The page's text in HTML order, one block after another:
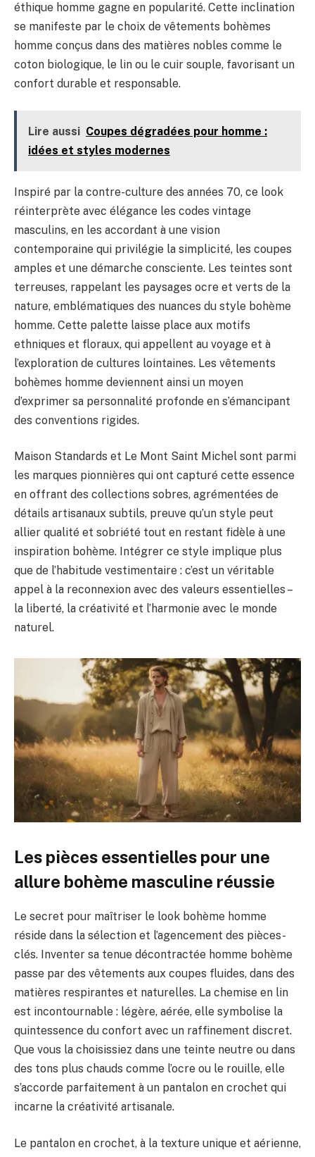
éthique homme gagne en popularité. Cette inclination
se manifeste par le choix de vêtements bohèmes
homme conçus dans des matières nobles comme le
coton biologique, le lin ou le cuir souple, favorisant un
confort durable et responsable.
Lire aussi Coupes dégradées pour homme :
idées et styles modernes
Inspiré par la contre-culture des années 70, ce look
réinterprète avec élégance les codes vintage
masculins, en les accordant à une vision
contemporaine qui privilégie la simplicité, les coupes
amples et une démarche consciente. Les teintes sont
terreuses, rappelant les paysages ocre et verts de la
nature, emblématiques des nuances du style bohème
homme. Cette palette laisse place aux motifs
ethniques et floraux, qui appellent au voyage et à
l’exploration de cultures lointaines. Les vêtements
bohèmes homme deviennent ainsi un moyen
d’exprimer sa personnalité profonde en s’émancipant
des conventions rigides.
Maison Standards et Le Mont Saint Michel sont parmi
les marques pionnières qui ont capturé cette essence
en offrant des collections sobres, agrémentées de
détails artisanaux subtils, preuve qu’un style peut
allier qualité et sobriété tout en restant fidèle à une
inspiration bohème. Intégrer ce style implique plus
que de l’habitude vestimentaire : c’est un véritable
appel à la reconnexion avec des valeurs essentielles –
la liberté, la créativité et l’harmonie avec le monde
naturel.
Les pièces essentielles pour une
allure bohème masculine réussie
Le secret pour maîtriser le look bohème homme
réside dans la sélection et l’agencement des pièces-
clés. Inventer sa tenue décontractée homme bohème
passe par des vêtements aux coupes fluides, dans des
matières respirantes et naturelles. La chemise en lin
est incontournable : légère, aérée, elle symbolise la
quintessence du confort avec un raffinement discret.
Que vous la choisissiez dans une teinte neutre ou dans
des tons plus chauds comme l’ocre ou le rouille, elle
s’accorde parfaitement à un pantalon en crochet qui
incarne la créativité artisanale.
Le pantalon en crochet, à la texture unique et aérienne,